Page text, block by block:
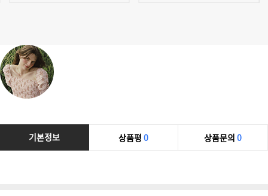
기본정보 상품평 0 상품문의 0